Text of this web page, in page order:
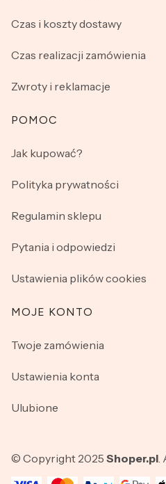
Czas i koszty dostawy
Czas realizacji zamówienia
Zwroty i reklamacje
POMOC
Jak kupować?
Polityka prywatności
Regulamin sklepu
Pytania i odpowiedzi
Ustawienia plików cookies
MOJE KONTO
Twoje zamówienia
Ustawienia konta
Ulubione
© Copyright 2025 Shoper.pl.